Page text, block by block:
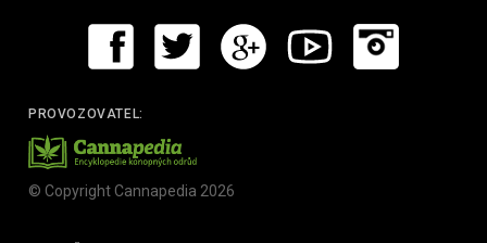
PROVOZOVATEL:
© Copyright Cannapedia 2026